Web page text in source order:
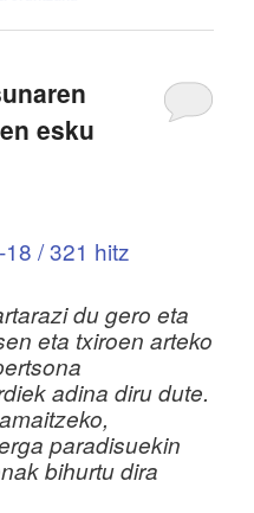
esku
/ 321 hitz
du gero eta
eta txiroen arteko
adina diru dute.
paradisuekin
bihurtu dira